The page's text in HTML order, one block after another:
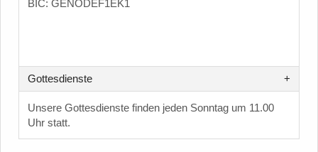
BIC: GENODEF1EK1
Gottesdienste
Unsere Gottesdienste finden jeden Sonntag um 11.00
Uhr statt.